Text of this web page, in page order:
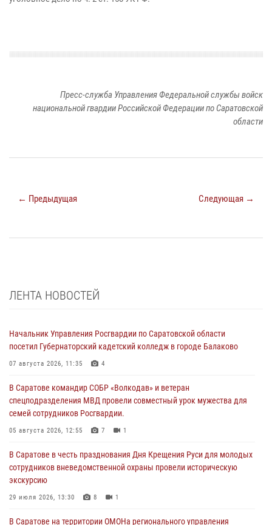
Пресс-служба Управления Федеральной службы войск
национальной гвардии Российской Федерации по Саратовской
области
← Предыдущая Следующая →
ЛЕНТА НОВОСТЕЙ
Начальник Управления Росгвардии по Саратовской области
посетил Губернаторский кадетский колледж в городе Балаково
07 августа 2026, 11:35 4
В Саратове командир СОБР «Волкодав» и ветеран
спецподразделения МВД провели совместный урок мужества для
семей сотрудников Росгвардии.
05 августа 2026, 12:55 7 1
В Саратове в честь празднования Дня Крещения Руси для молодых
сотрудников вневедомственной охраны провели историческую
экскурсию
29 июля 2026, 13:30 8 1
В Саратове на территории ОМОНа регионального управления